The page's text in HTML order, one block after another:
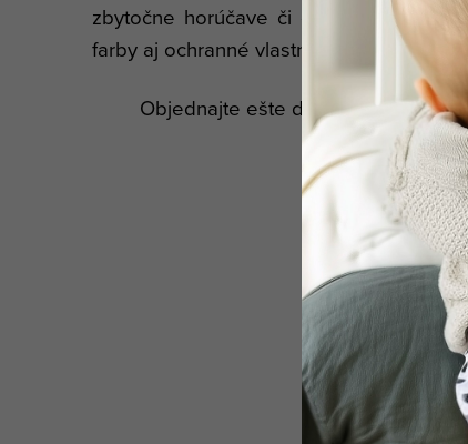
zbytočne horúčave či chlóru. Vďaka
farby aj ochranné vlastnosti.
Objednajte ešte dnes a pripravte